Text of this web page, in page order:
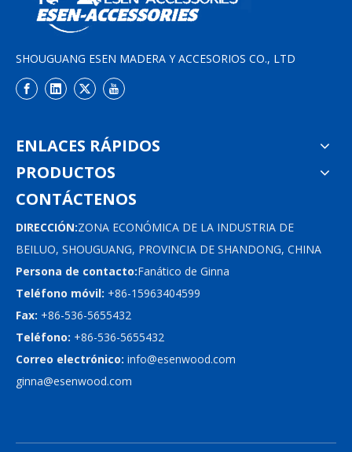
SHOUGUANG ESEN MADERA Y ACCESORIOS CO., LTD
ENLACES RÁPIDOS
PRODUCTOS
CONTÁCTENOS
DIRECCIÓN:ZONA ECONÓMICA DE LA INDUSTRIA DE
BEILUO, SHOUGUANG, PROVINCIA DE SHANDONG, CHINA
Persona de contacto:Fanático de Ginna
Teléfono móvil: +86-15963404599
Fax: +86-536-5655432
Teléfono: +86-536-5655432
Correo electrónico: info@esenwood.com
ginna@esenwood.com